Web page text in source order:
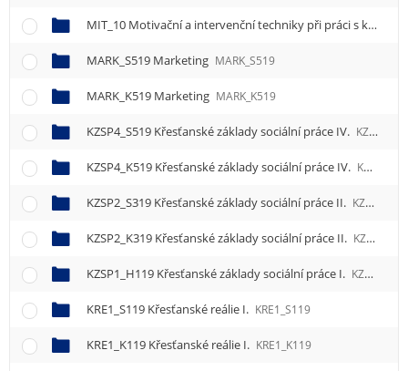
MIT_10 Motivační a intervenční techniky při práci s klientem
MARK_S519 Marketing MARK_S519
MARK_K519 Marketing MARK_K519
KZSP4_S519 Křesťanské základy sociální práce IV. KZSP4_S519
KZSP4_K519 Křesťanské základy sociální práce IV. KZSP4_K519
KZSP2_S319 Křesťanské základy sociální práce II. KZSP2_S319
KZSP2_K319 Křesťanské základy sociální práce II. KZSP2_K319
KZSP1_H119 Křesťanské základy sociální práce I. KZSP1_H119
KRE1_S119 Křesťanské reálie I. KRE1_S119
KRE1_K119 Křesťanské reálie I. KRE1_K119